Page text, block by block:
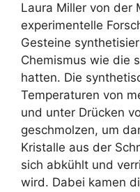
Laura Miller von der
experimentelle
Gesteine
Chemismus wie die
hatten. Die
Temperaturen von
und unter Drücken
geschmolzen, um
Kristalle aus der
sich abkühlt und
wird. Dabei kamen